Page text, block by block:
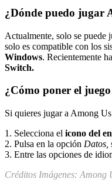
¿Dónde puedo jugar
Actualmente, solo se puede
solo es compatible con los
Windows. Recientemente
Switch.
¿Cómo poner el
Si quieres jugar a Among
1. Selecciona el icono del
2. Pulsa en la opción Datos,
3. Entre las opciones de
Créditos Imágenes: Among